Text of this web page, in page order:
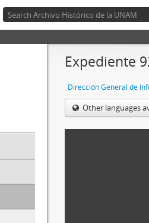
Expediente
Other languages